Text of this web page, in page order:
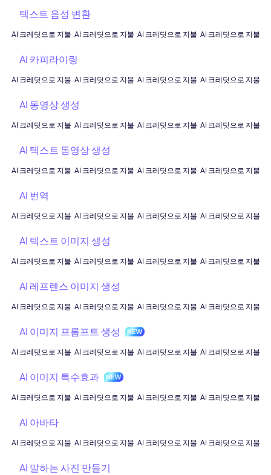
텍스트 음성 변환
AI 크레딧으로 지불 AI 크레딧으로 지불 AI 크레딧으로 지불 AI 크레딧으로 지불
AI 카피라이링
AI 크레딧으로 지불 AI 크레딧으로 지불 AI 크레딧으로 지불 AI 크레딧으로 지불
AI 동영상 생성
AI 크레딧으로 지불 AI 크레딧으로 지불 AI 크레딧으로 지불 AI 크레딧으로 지불
AI 텍스트 동영상 생성
AI 크레딧으로 지불 AI 크레딧으로 지불 AI 크레딧으로 지불 AI 크레딧으로 지불
AI 번역
AI 크레딧으로 지불 AI 크레딧으로 지불 AI 크레딧으로 지불 AI 크레딧으로 지불
AI 텍스트 이미지 생성
AI 크레딧으로 지불 AI 크레딧으로 지불 AI 크레딧으로 지불 AI 크레딧으로 지불
AI 레프렌스 이미지 생성
AI 크레딧으로 지불 AI 크레딧으로 지불 AI 크레딧으로 지불 AI 크레딧으로 지불
AI 이미지 프롬프트 생성
AI 크레딧으로 지불 AI 크레딧으로 지불 AI 크레딧으로 지불 AI 크레딧으로 지불
AI 이미지 특수효과
AI 크레딧으로 지불 AI 크레딧으로 지불 AI 크레딧으로 지불 AI 크레딧으로 지불
AI 아바타
AI 크레딧으로 지불 AI 크레딧으로 지불 AI 크레딧으로 지불 AI 크레딧으로 지불
AI 말하는 사진 만들기